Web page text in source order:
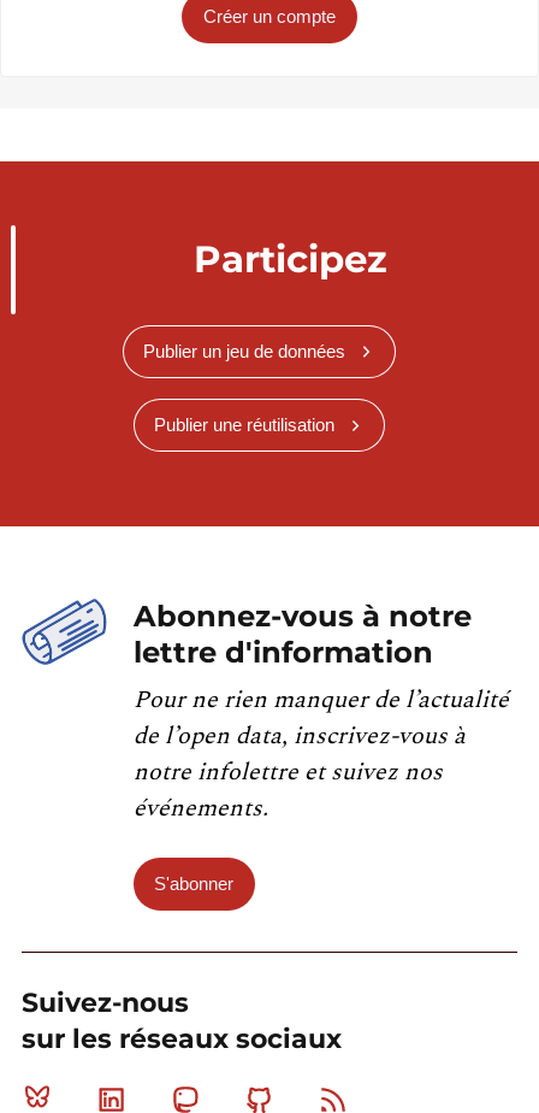
Créer un compte
Participez
Publier un jeu de données
Publier une réutilisation
Abonnez-vous à notre
lettre d'information
Pour ne rien manquer de l’actualité
de l’open data, inscrivez-vous à
notre infolettre et suivez nos
événements.
S'abonner
Suivez-nous
sur les réseaux sociaux
Bluesky Linkedin MastodonGithub